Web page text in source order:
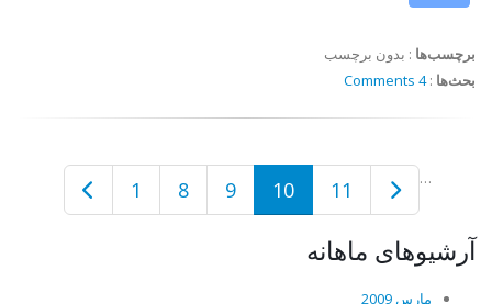
برچسب‌ها : بدون برچسب
بحث‌ها :
4 Comments
1 …
8 9 10 11
آرشیوهای ماهانه
مارس 2009